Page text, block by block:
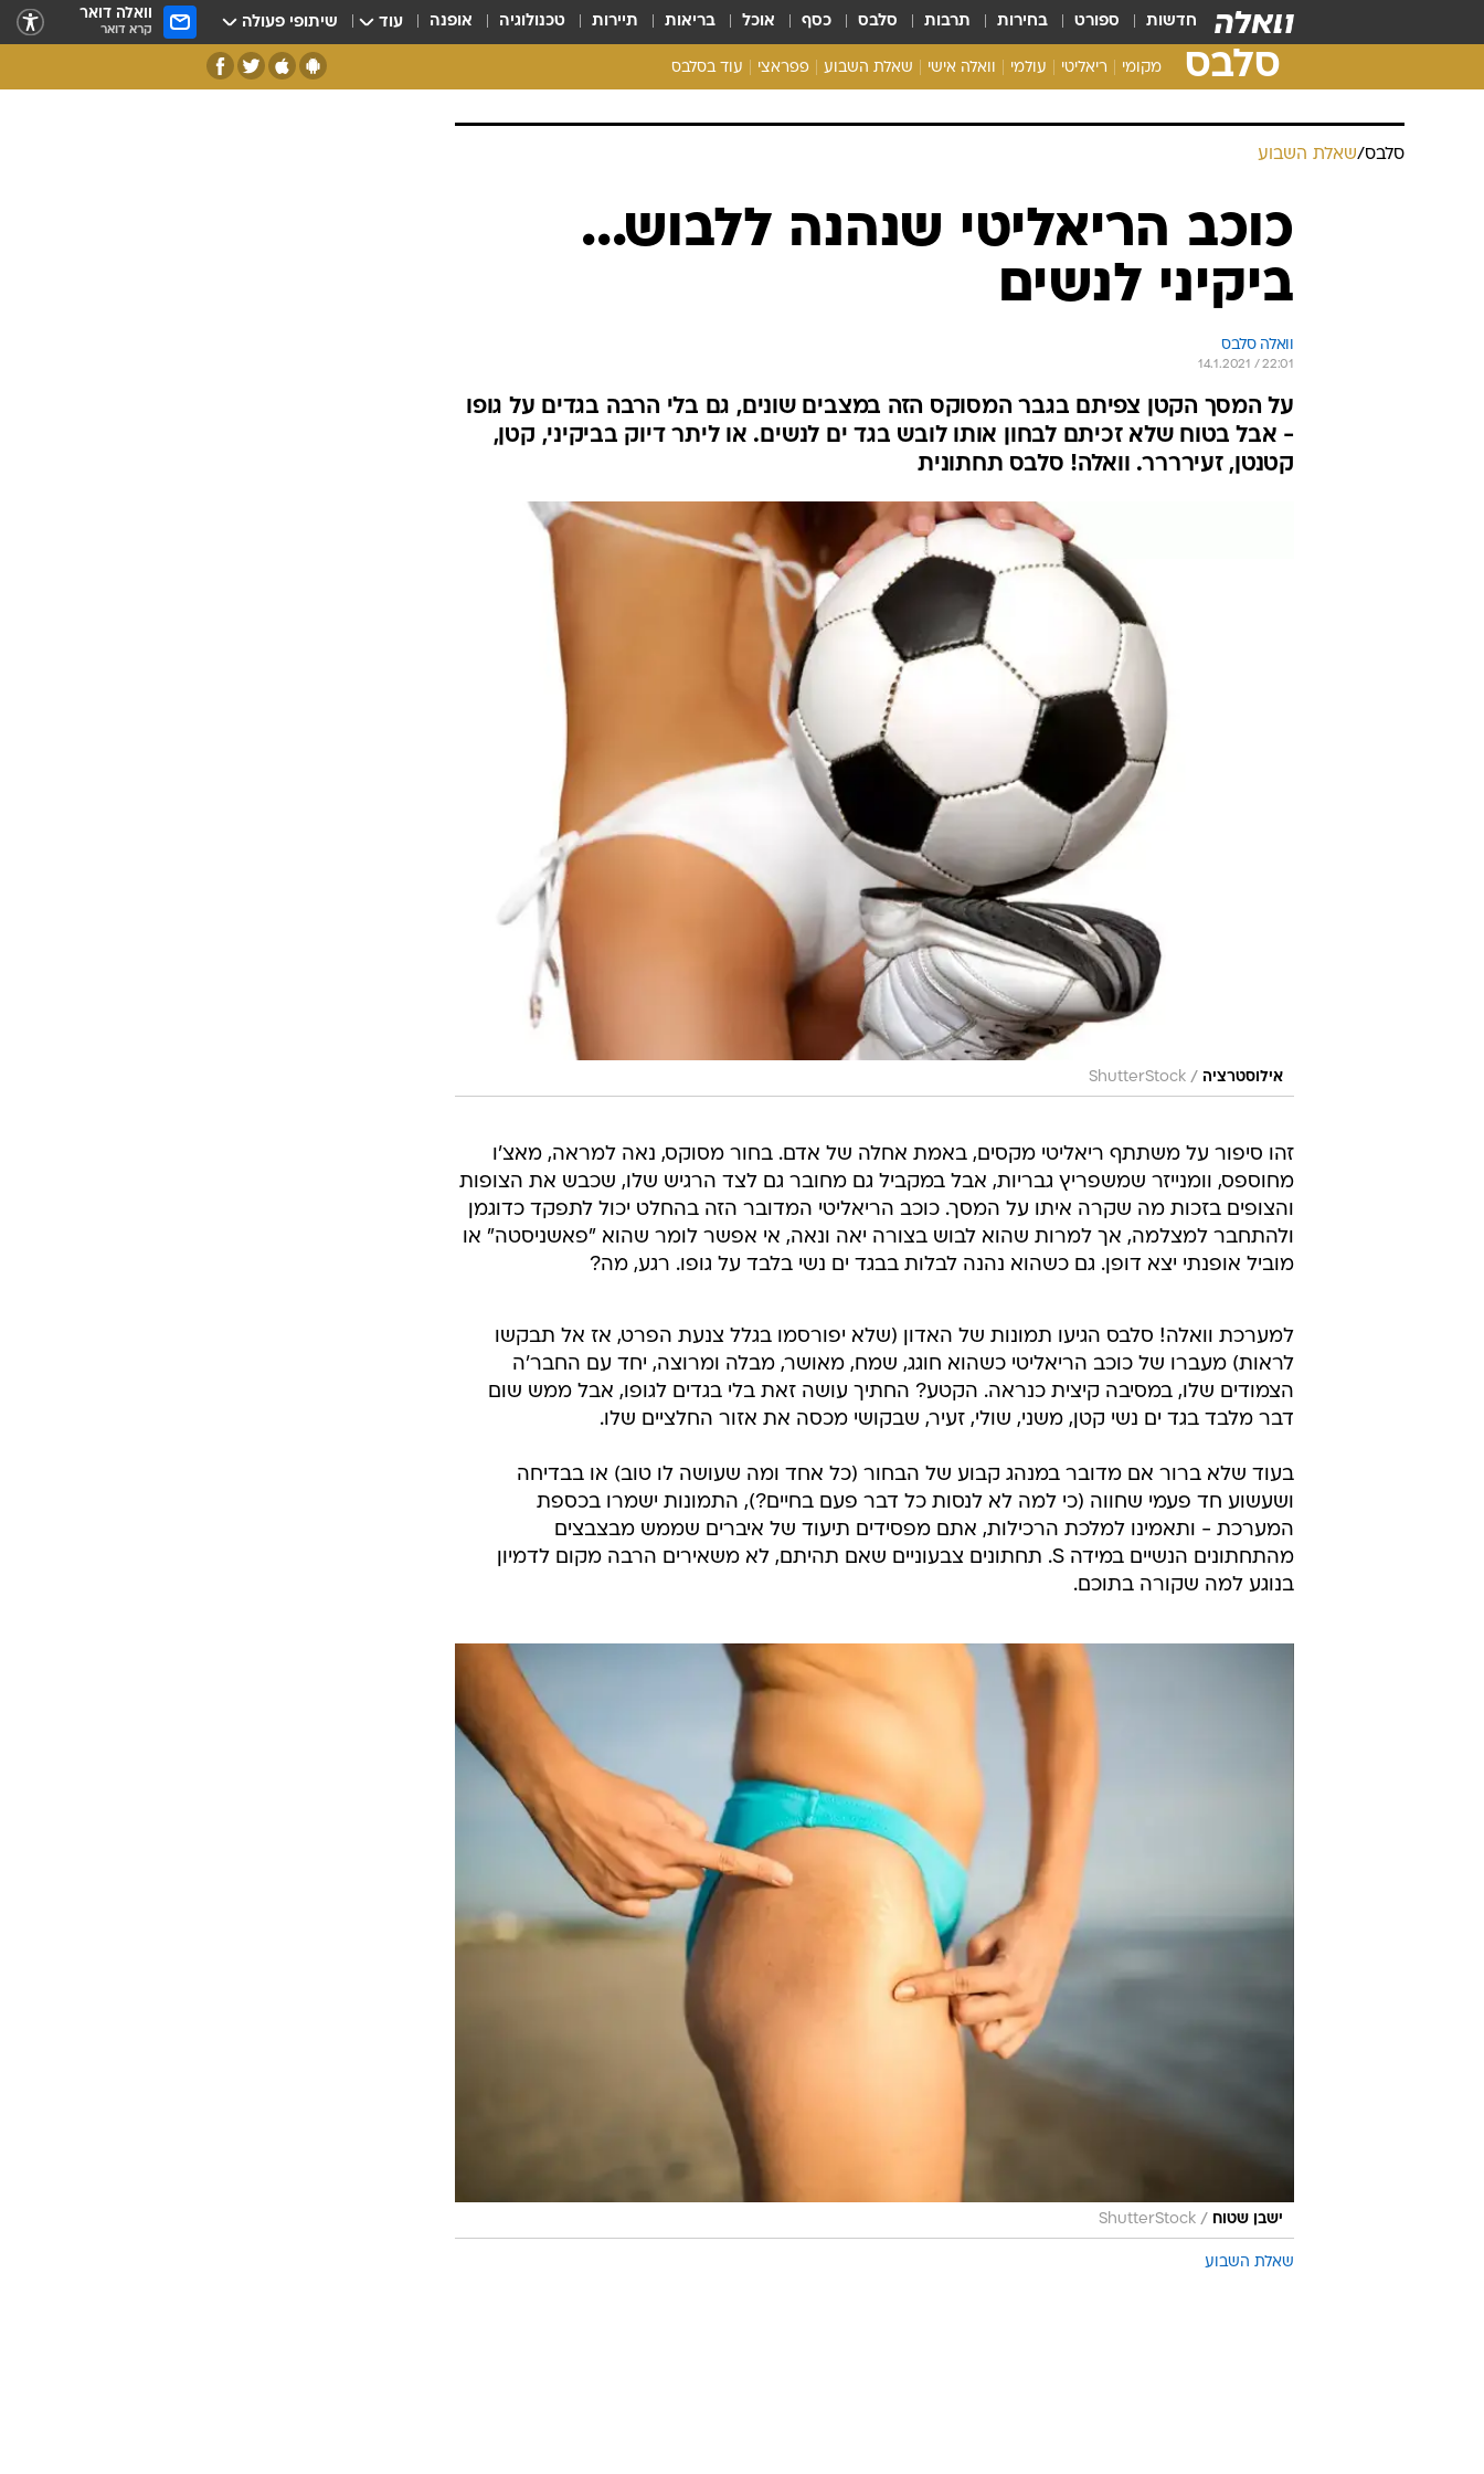
חדשות ספורט בחירות תרבות סלבס כסף אוכל בריאות תיירות טכנולוגיה אופנה עוד שיתופי פעולה וואלה דואר
קרא דואר
סלבס מקומי ריאליטי עולמי וואלה אישי שאלת השבוע פפראצי עוד בסלבס
כל הכתבות
רכלו לנו
סלבס/שאלת השבוע
כוכב הריאליטי שנהנה ללבוש...
ביקיני לנשים
וואלה סלבס
14.1.2021 / 22:01
על המסך הקטן צפיתם בגבר המסוקס הזה במצבים שונים, גם בלי הרבה בגדים על גופו
- אבל בטוח שלא זכיתם לבחון אותו לובש בגד ים לנשים. או ליתר דיוק בביקיני, קטן,
קטנטן, זעירררר. וואלה! סלבס תחתונית
אילוסטרציה /
ShutterStock
זהו סיפור על משתתף ריאליטי מקסים, באמת אחלה של אדם. בחור מסוקס, נאה למראה, מאצ'ו
מחוספס, וומנייזר שמשפריץ גבריות, אבל במקביל גם מחובר גם לצד הרגיש שלו, שכבש את הצופות
והצופים בזכות מה שקרה איתו על המסך. כוכב הריאליטי המדובר הזה בהחלט יכול לתפקד כדוגמן
ולהתחבר למצלמה, אך למרות שהוא לבוש בצורה יאה ונאה, אי אפשר לומר שהוא "פאשניסטה" או
מוביל אופנתי יצא דופן. גם כשהוא נהנה לבלות בבגד ים נשי בלבד על גופו. רגע, מה?
למערכת וואלה! סלבס הגיעו תמונות של האדון (שלא יפורסמו בגלל צנעת הפרט, אז אל תבקשו
לראות) מעברו של כוכב הריאליטי כשהוא חוגג, שמח, מאושר, מבלה ומרוצה, יחד עם החבר'ה
הצמודים שלו, במסיבה קיצית כנראה. הקטע? החתיך עושה זאת בלי בגדים לגופו, אבל ממש שום
דבר מלבד בגד ים נשי קטן, משני, שולי, זעיר, שבקושי מכסה את אזור החלציים שלו.
בעוד שלא ברור אם מדובר במנהג קבוע של הבחור (כל אחד ומה שעושה לו טוב) או בבדיחה
ושעשוע חד פעמי שחווה (כי למה לא לנסות כל דבר פעם בחיים?), התמונות ישמרו בכספת
המערכת - ותאמינו למלכת הרכילות, אתם מפסידים תיעוד של איברים שממש מבצבצים
מהתחתונים הנשיים במידה S. תחתונים צבעוניים שאם תהיתם, לא משאירים הרבה מקום לדמיון
בנוגע למה שקורה בתוכם.
ישבן שטוח /
ShutterStock
שאלת השבוע